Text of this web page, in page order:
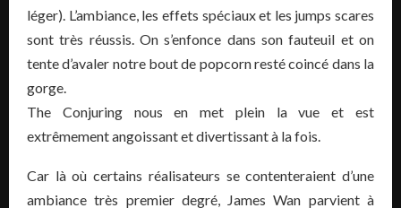
léger). L’ambiance, les effets spéciaux et les jumps scares
sont très réussis. On s’enfonce dans son fauteuil et on
tente d’avaler notre bout de popcorn resté coincé dans la
gorge.
The Conjuring nous en met plein la vue et est
extrêmement angoissant et divertissant à la fois.
Car là où certains réalisateurs se contenteraient d’une
ambiance très premier degré, James Wan parvient à